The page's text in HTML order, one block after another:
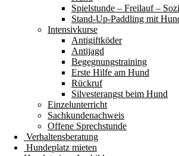
Spielstunde – Freilauf –
Stand-Up-Paddling mit
Intensivkurse
Antigiftköder
Antijagd
Begegnungstraining
Erste Hilfe am Hund
Rückruf
Silvesterangst beim Hund
Einzelunterricht
Sachkundenachweis
Offene Sprechstunde
Verhaltensberatung
Hundeplatz mieten